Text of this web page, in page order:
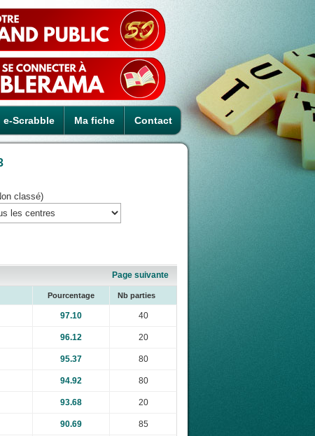
e-Scrabble Ma fiche Contact
classé)
Page suivante
Pourcentage Nb parties
97.10 40
96.12 20
95.37 80
94.92 80
93.68 20
90.69 85